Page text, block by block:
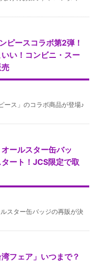
ピースコラボ第2弾！
い！コンビニ・スー
ース」のコラボ商品が登場♪
オールスター缶バッ
ート！JCS限定で取
スター缶バッジの再販が決
湾フェア」いつまで？